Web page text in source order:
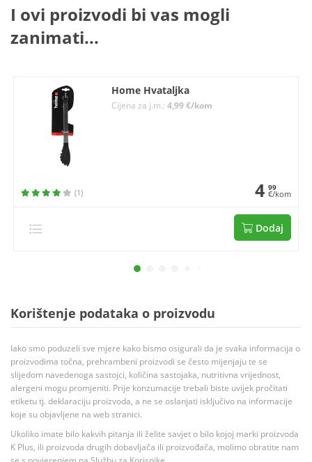
I ovi proizvodi bi vas mogli
zanimati...
Home Hvataljka
Cijena za j.m.:4,99 €/kom
(1) 4 99
€/kom
Dodaj
Korištenje podataka o proizvodu
Iako smo poduzeli sve mjere kako bismo osigurali da je svaka informacija o
proizvodima točna, prehrambeni proizvodi se često mijenjaju te se
slijedom navedenoga sastojci, količina sastojaka, nutritivna vrijednost,
alergeni mogu promjeniti. Prije konzumacije trebali biste uvijek pročitati
etiketu tj. deklaraciju proizvoda, a ne se oslanjati isključivo na informacije
koje su objavljene na web stranici.
Ukoliko imate bilo kakvih pitanja ili želite savjet o bilo kojoj marki proizvoda
K Plus, ili proizvoda drugih dobavljača ili proizvođača, molimo obratite nam